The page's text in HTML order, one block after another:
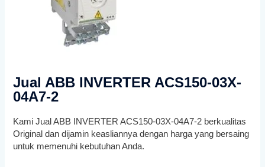
Jual ABB INVERTER ACS150-03X-
04A7-2
Kami Jual ABB INVERTER ACS150-03X-04A7-2 berkualitas
Original dan dijamin keasliannya dengan harga yang bersaing
untuk memenuhi kebutuhan Anda.